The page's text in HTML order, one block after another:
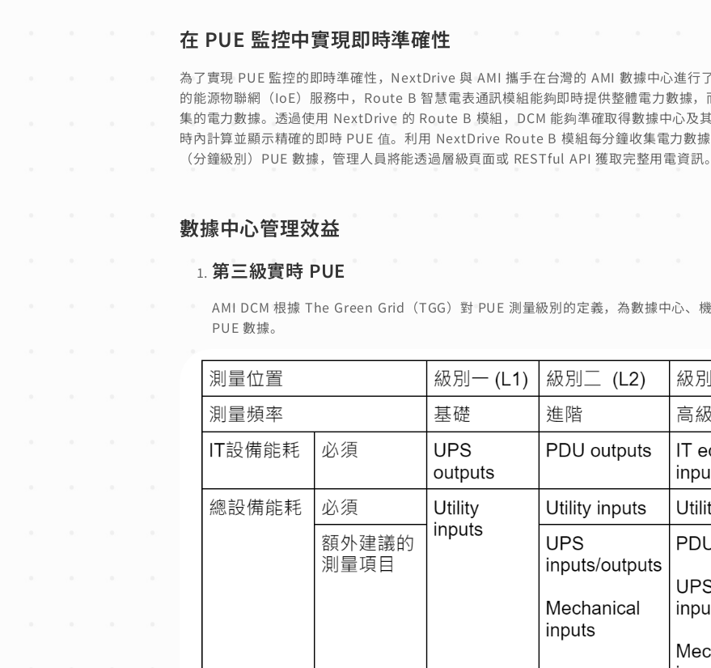
在 PUE 監控中實現即時準確性
為了實現 PUE 監控的即時準確性，NextDrive 與 AMI 攜手在台灣的 AMI 數據中心進行
的能源物聯網（IoE）服務中，Route B 智慧電表通訊模組能夠即時提供整體電力數據
集的電力數據。透過使用 NextDrive 的 Route B 模組，DCM 能夠準確取得數據中心及
時內計算並顯示精確的即時 PUE 值。利用 NextDrive Route B 模組每分鐘收集電力數
（分鐘級別）PUE 數據，管理人員將能透過層級頁面或 RESTful API 獲取完整用電資訊。
數據中心管理效益
第三級實時 PUE
AMI DCM 根據 The Green Grid（TGG）對 PUE 測量級別的定義，為數據中心、
PUE 數據。